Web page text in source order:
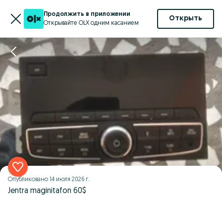
Продолжить в приложении
Открывайте OLX одним касанием
Открыть
Опубликовано 14 июля 2026 г.
Jentra maginitafon 60$